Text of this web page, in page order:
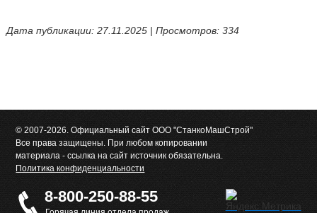
Дата публикации: 27.11.2025 | Просмотров: 334
© 2007-2026. Официальный сайт ООО "СтанкоМашСтрой"
Все права защищены. При любом копировании
материала - ссылка на сайт источник обязательна.
Политика конфиденциальности
8-800-250-88-55